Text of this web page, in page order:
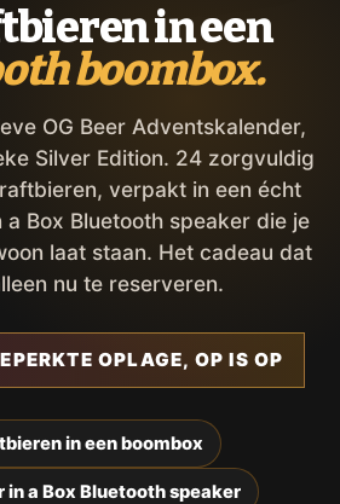
in een
boombox.
OG Beer Adventskalender,
Silver Edition. 24 zorgvuldig
verpakt in een écht
Box Bluetooth speaker die je
laat staan. Het cadeau dat
nu te reserveren.
OPLAGE, OP IS OP
in een boombox
in a Box Bluetooth speaker